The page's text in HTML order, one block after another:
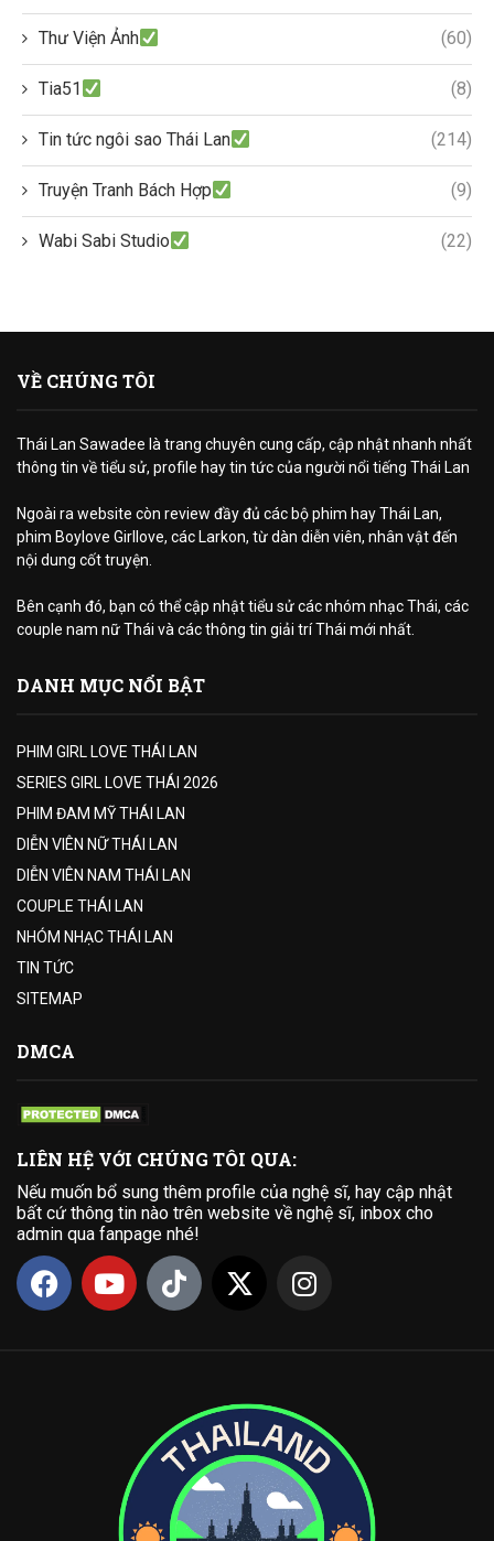
Thư Viện Ảnh (60)
Tia51 (8)
Tin tức ngôi sao Thái Lan (214)
Truyện Tranh Bách Hợp (9)
Wabi Sabi Studio (22)
VỀ CHÚNG TÔI
Thái Lan Sawadee là trang chuyên cung cấp, cập nhật nhanh nhất
thông tin về tiểu sử, profile hay tin tức của người nổi tiếng Thái Lan
Ngoài ra website còn review đầy đủ các bộ phim hay Thái Lan,
phim Boylove Girllove, các Larkon, từ dàn diễn viên, nhân vật đến
nội dung cốt truyện.
Bên cạnh đó, bạn có thể cập nhật tiểu sử các nhóm nhạc Thái, các
couple nam nữ Thái và các thông tin giải trí Thái mới nhất.
DANH MỤC NỔI BẬT
PHIM GIRL LOVE THÁI LAN
SERIES GIRL LOVE THÁI 2026
PHIM ĐAM MỸ THÁI LAN
DIỄN VIÊN NỮ THÁI LAN
DIỄN VIÊN NAM THÁI LAN
COUPLE THÁI LAN
NHÓM NHẠC THÁI LAN
TIN TỨC
SITEMAP
DMCA
LIÊN HỆ VỚI CHÚNG TÔI QUA:
Nếu muốn bổ sung thêm profile của nghệ sĩ, hay cập nhật
bất cứ thông tin nào trên website về nghệ sĩ, inbox cho
admin qua fanpage nhé!